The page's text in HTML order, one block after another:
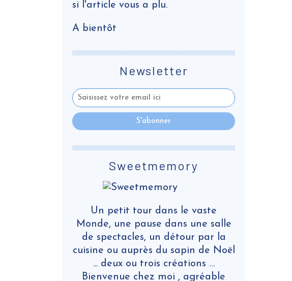
Newsletter
Sweetmemory
Un petit tour dans le vaste
Monde, une pause dans une salle
de spectacles, un détour par la
cuisine ou auprès du sapin de Noël
... deux ou trois créations …
Bienvenue chez moi , agréable
si l'article vous a plu.
A bientôt